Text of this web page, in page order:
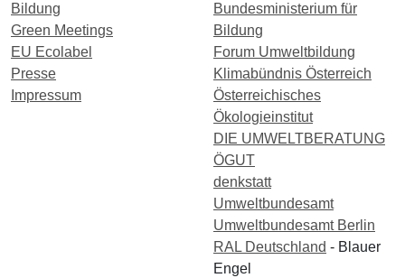
Bildung
Green Meetings
EU Ecolabel
Presse
Impressum
Bundesministerium für
Bildung
Forum Umweltbildung
Klimabündnis Österreich
Österreichisches
Ökologieinstitut
DIE UMWELTBERATUNG
ÖGUT
denkstatt
Umweltbundesamt
Umweltbundesamt Berlin
RAL Deutschland - Blauer
Engel